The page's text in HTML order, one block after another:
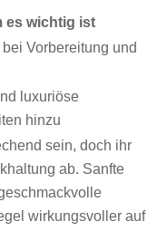
es wichtig ist
Vorbereitung und
luxuriöse
hinzu
sein, doch ihr
ab. Sanfte
wirkungsvoller auf